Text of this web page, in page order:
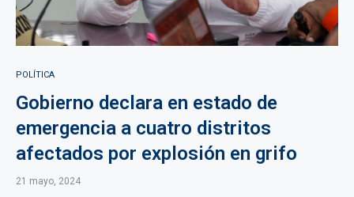
POLÍTICA
Gobierno declara en estado de
emergencia a cuatro distritos
afectados por explosión en grifo
21 mayo, 2024